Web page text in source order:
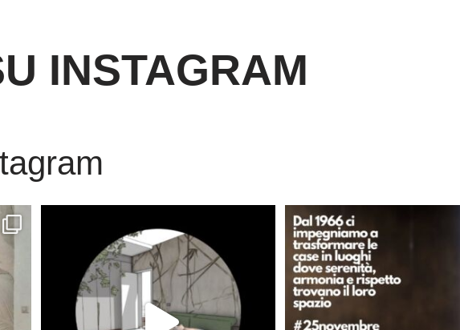
INSTAGRAM
...
Niente di meglio di
Dal 1966 crediamo che ogni casa